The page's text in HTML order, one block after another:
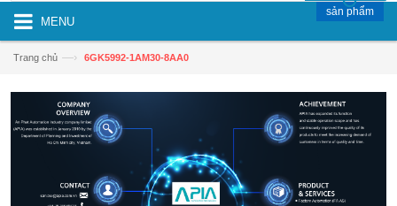
MENU
sản phẩm
Trang chủ —› 6GK5992-1AM30-8AA0